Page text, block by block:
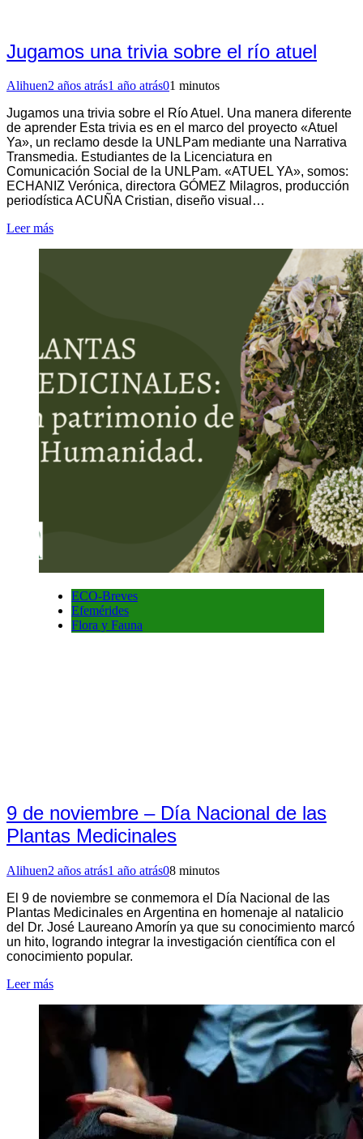
Jugamos una trivia sobre el río atuel
Alihuen2 años atrás1 año atrás01 minutos
Jugamos una trivia sobre el Río Atuel. Una manera diferente
de aprender Esta trivia es en el marco del proyecto «Atuel
Ya», un reclamo desde la UNLPam mediante una Narrativa
Transmedia. Estudiantes de la Licenciatura en
Comunicación Social de la UNLPam. «ATUEL YA», somos:
ECHANIZ Verónica, directora GÓMEZ Milagros, producción
periodística ACUÑA Cristian, diseño visual…
Leer más
ECO-Breves
Efemérides
Flora y Fauna
9 de noviembre – Día Nacional de las
Plantas Medicinales
Alihuen2 años atrás1 año atrás08 minutos
El 9 de noviembre se conmemora el Día Nacional de las
Plantas Medicinales en Argentina en homenaje al natalicio
del Dr. José Laureano Amorín ya que su conocimiento marcó
un hito, logrando integrar la investigación científica con el
conocimiento popular.
Leer más